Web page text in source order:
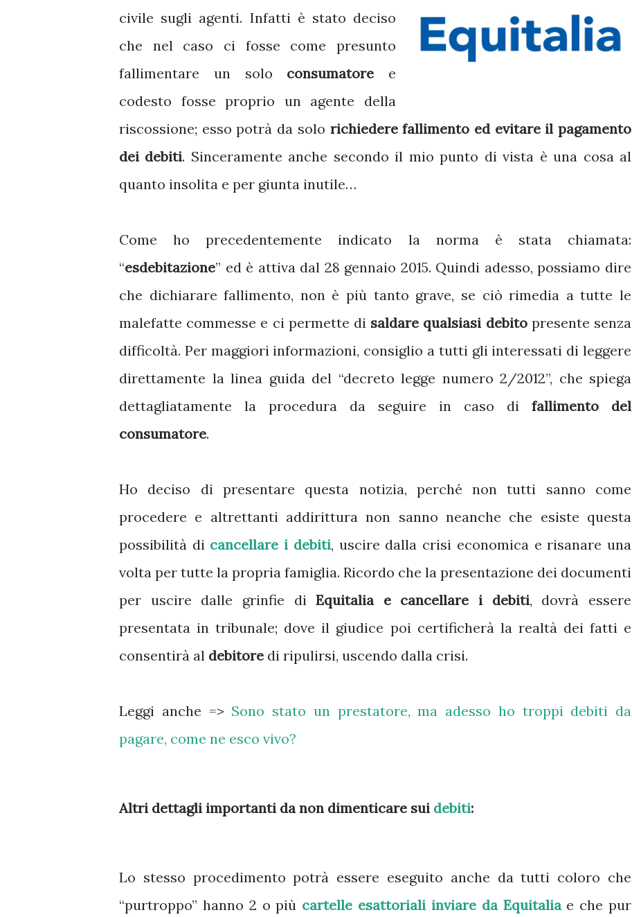
civile sugli agenti. Infatti è stato deciso
che nel caso ci fosse come presunto
fallimentare un solo consumatore e
codesto fosse proprio un agente della
riscossione; esso potrà da solo richiedere fallimento ed evitare il pagamento
dei debiti. Sinceramente anche secondo il mio punto di vista è una cosa al
quanto insolita e per giunta inutile…
Come ho precedentemente indicato la norma è stata chiamata:
“esdebitazione” ed è attiva dal 28 gennaio 2015. Quindi adesso, possiamo dire
che dichiarare fallimento, non è più tanto grave, se ciò rimedia a tutte le
malefatte commesse e ci permette di saldare qualsiasi debitopresente senza
difficoltà. Per maggiori informazioni, consiglio a tutti gli interessati di leggere
direttamente la linea guida del “decreto legge numero 2/2012”, che spiega
dettagliatamente la procedura da seguire in caso di fallimento del
consumatore.
Ho deciso di presentare questa notizia, perché non tutti sanno come
procedere e altrettanti addirittura non sanno neanche che esiste questa
possibilità di cancellare i debiti, uscire dalla crisi economica e risanare una
volta per tutte la propria famiglia. Ricordo che la presentazione dei documenti
per uscire dalle grinfie diEquitalia e cancellare i debiti, dovrà essere
presentata in tribunale; dove il giudice poi certificherà la realtà dei fatti e
consentirà al debitore di ripulirsi, uscendo dalla crisi.
Leggi anche => Sono stato un prestatore, ma adesso ho troppi debiti da
pagare, come ne esco vivo?
Altri dettagli importanti da non dimenticare sui debiti:
Lo stesso procedimento potrà essere eseguito anche da tutti coloro che
“purtroppo” hanno 2 o più cartelle esattoriali inviare da Equitaliae che pur